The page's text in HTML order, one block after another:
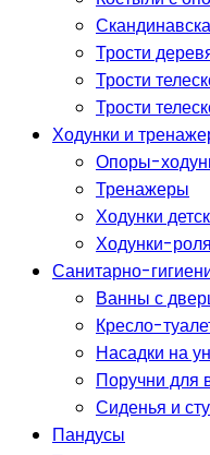
Трости
Трости
Трости
Ходунки и
Опоры-
Тренажеры
Ходунки
Ходунки-
Санитарно-
Ванны с
Кресло-
Насадки на
Поручни для
Сиденья и
Пандусы